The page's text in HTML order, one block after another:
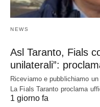
NEWS
Asl Taranto, Fials
unilaterali”:
Riceviamo e pubblichiamo
La Fials Taranto proclama
1 giorno fa